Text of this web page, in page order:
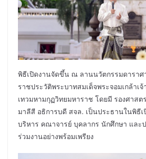
พิธีเปิดงานจัดขึ้น ณ ลานนวัตกรรมดาราศ
ราชประวัติพระบาทสมเด็จพระจอมเกล้าเ
เทวมหามกุฏวิทยมหาราช โดยมี รองศาส
มาลีสี อธิการบดี สจล. เป็นประธานในพิธี
บริหาร คณาจารย์ บุคลากร นักศึกษา และ
ร่วมงานอย่างพร้อมเพรียง